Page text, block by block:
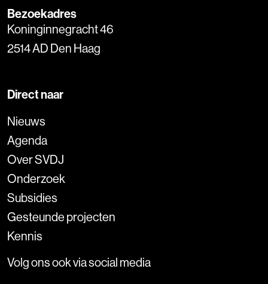
Bezoekadres
Koninginnegracht 46
2514 AD Den Haag
Direct naar
Nieuws
Agenda
Over SVDJ
Onderzoek
Subsidies
Gesteunde projecten
Kennis
Volg ons ook via social media